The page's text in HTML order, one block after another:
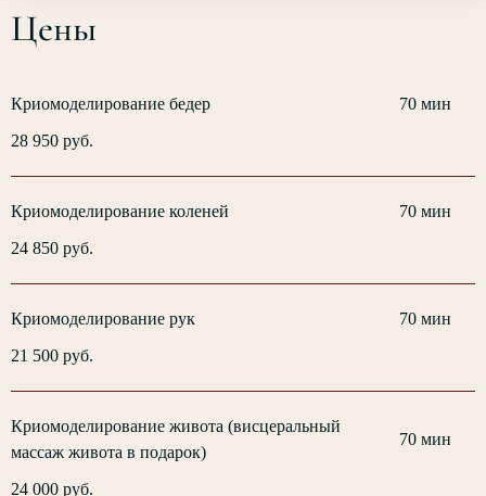
Цены
Криомоделирование бедер
70 мин
28 950 руб.
Криомоделирование коленей
70 мин
24 850 руб.
Криомоделирование рук
70 мин
21 500 руб.
Криомоделирование живота (висцеральный
массаж живота в подарок)
70 мин
24 000 руб.